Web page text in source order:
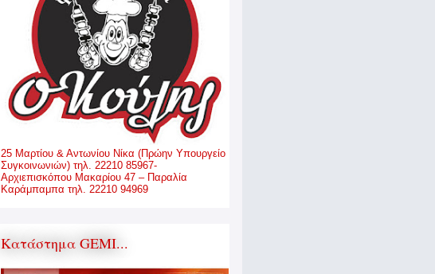
25 Μαρτίου & Αντωνίου Νίκα (Πρώην Υπουργείο
Συγκοινωνιών) τηλ. 22210 85967-
Αρχιεπισκόπου Μακαρίου 47 – Παραλία
Καράμπαμπα τηλ. 22210 94969
Κατάστημα GEMI...